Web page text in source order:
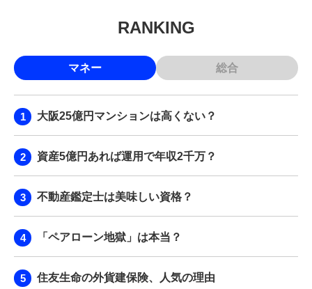
RANKING
マネー 総合
大阪25億円マンションは高くない？
資産5億円あれば運用で年収2千万？
不動産鑑定士は美味しい資格？
「ペアローン地獄」は本当？
住友生命の外貨建保険、人気の理由